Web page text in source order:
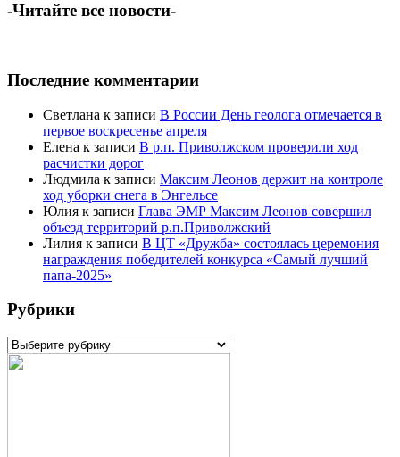
-Читайте все новости-
Последние комментарии
Светлана к записи В России День геолога отмечается в
первое воскресенье апреля
Елена к записи В р.п. Приволжском проверили ход
расчистки дорог
Людмила к записи Максим Леонов держит на контроле
ход уборки снега в Энгельсе
Юлия к записи Глава ЭМР Максим Леонов совершил
объезд территорий р.п.Приволжский
Лилия к записи В ЦТ «Дружба» состоялась церемония
награждения победителей конкурса «Самый лучший
папа-2025»
Рубрики
Рубрики